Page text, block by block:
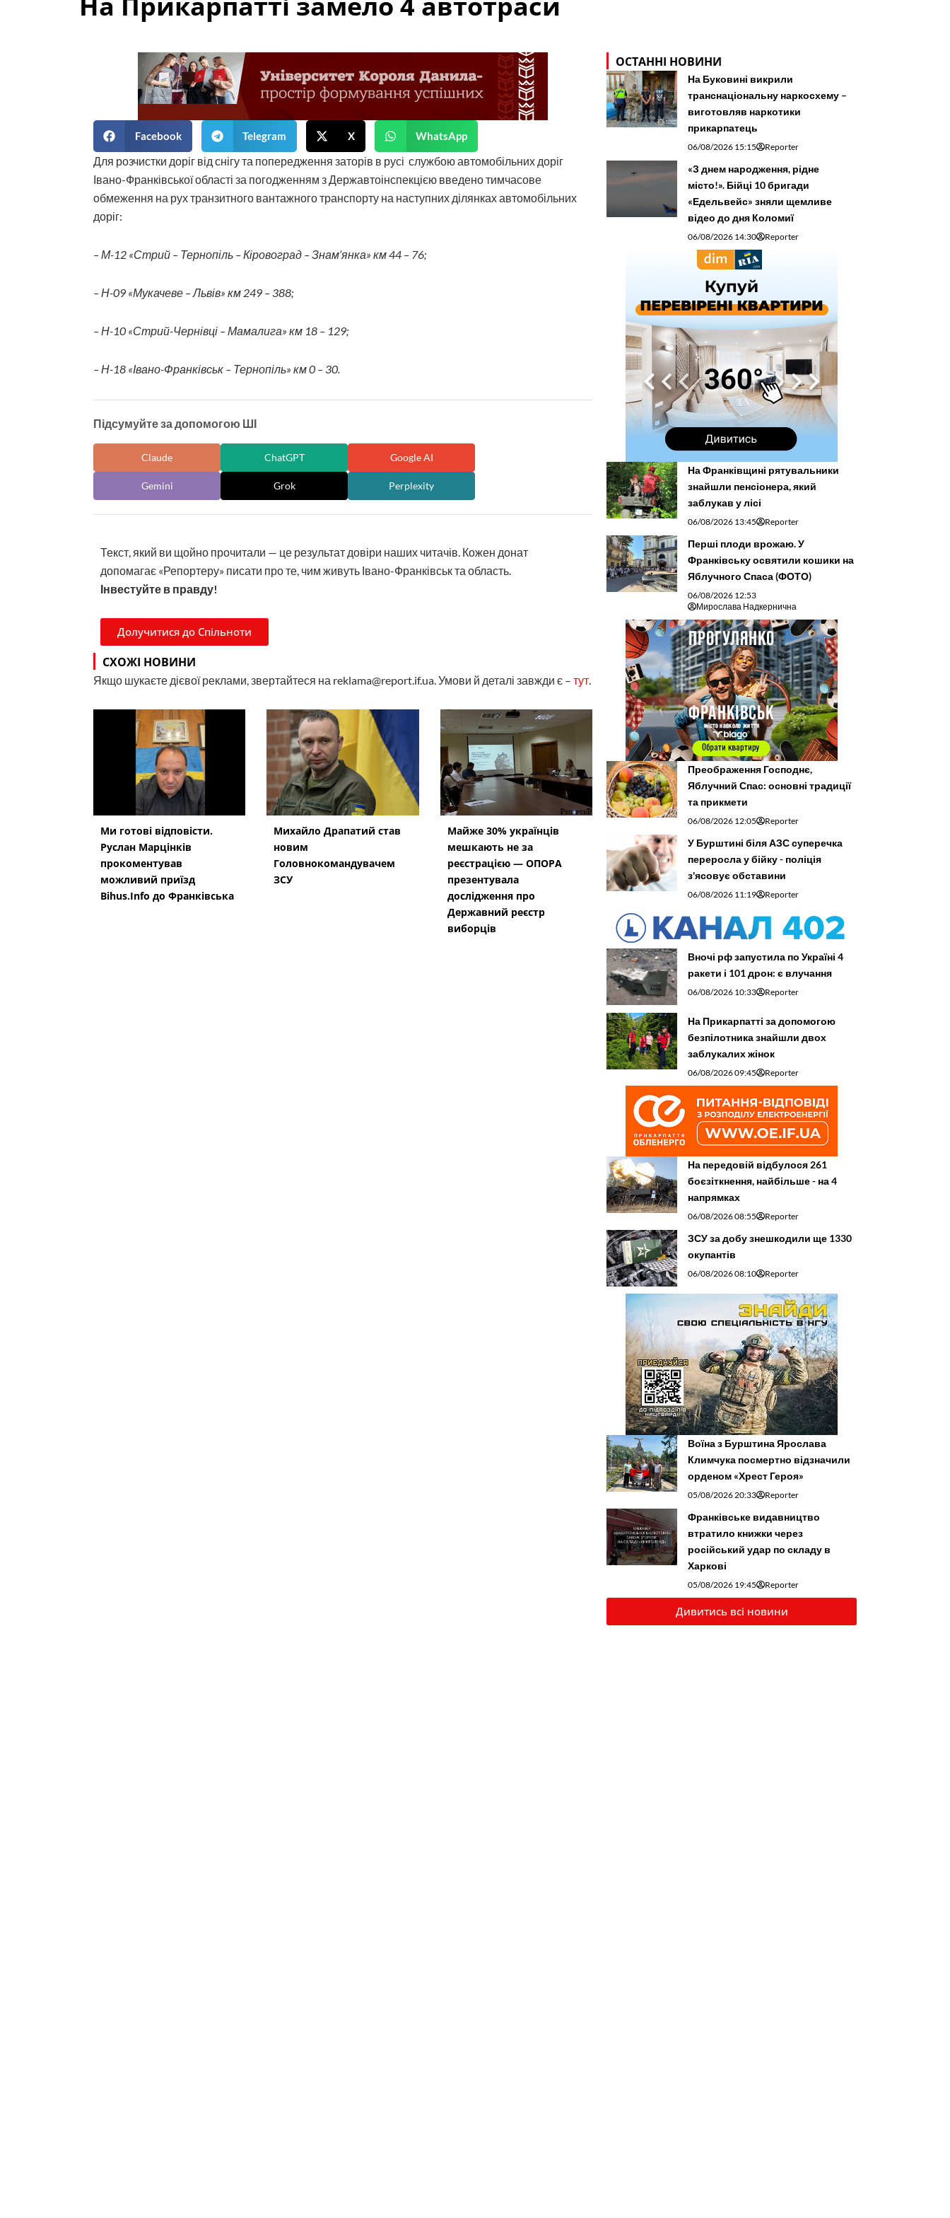
Facebook Telegram X WhatsApp
Для розчистки доріг від снігу та попередження заторів в русі службою автомобільних доріг
Івано-Франківської області за погодженням з Державтоінспекцією введено тимчасове
обмеження на рух транзитного вантажного транспорту на наступних ділянках автомобільних
доріг:
– М-12 «Стрий – Тернопіль – Кіровоград – Знам’янка» км 44 – 76;
– Н-09 «Мукачеве – Львів» км 249 – 388;
– Н-10 «Стрий-Чернівці – Мамалига» км 18 – 129;
– Н-18 «Івано-Франківськ – Тернопіль» км 0 – 30.
Підсумуйте за допомогою ШІ
Claude ChatGPT Google AI
Gemini Grok Perplexity
Текст, який ви щойно прочитали — це результат довіри наших читачів. Кожен донат
допомагає «Репортеру» писати про те, чим живуть Івано-Франківськ та область.
Інвестуйте в правду!
Долучитися до Спільноти
СХОЖІ НОВИНИ
Якщо шукаєте дієвої реклами, звертайтеся на reklama@report.if.ua. Умови й деталі завжди є – тут
Ми готові відповісти.
Руслан Марцінків
прокоментував
можливий приїзд
Bihus.Info до Франківська
Михайло Драпатий став
новим
Головнокомандувачем
ЗСУ
Майже 30% українців
мешкають не за
реєстрацією — ОПОРА
презентувала
дослідження про
Державний реєстр
виборців
ОСТАННІ НОВИНИ
На Буковині викрили
транснаціональну наркосхему –
виготовляв наркотики
прикарпатець
06/08/2026 15:15 Reporter
«З днем народження, рідне
місто!». Бійці 10 бригади
«Едельвейс» зняли щемливе
відео до дня Коломиї
06/08/2026 14:30 Reporter
На Франківщині рятувальники
знайшли пенсіонера, який
заблукав у лісі
06/08/2026 13:45 Reporter
Перші плоди врожаю. У
Франківську освятили кошики на
Яблучного Спаса (ФОТО)
06/08/2026 12:53
Мирослава Надкернична
Преображення Господнє,
Яблучний Спас: основні традиції
та прикмети
06/08/2026 12:05 Reporter
У Бурштині біля АЗС суперечка
переросла у бійку - поліція
з'ясовує обставини
06/08/2026 11:19 Reporter
Вночі рф запустила по Україні 4
ракети і 101 дрон: є влучання
06/08/2026 10:33 Reporter
На Прикарпатті за допомогою
безпілотника знайшли двох
заблукалих жінок
06/08/2026 09:45 Reporter
На передовій відбулося 261
боєзіткнення, найбільше - на 4
напрямках
06/08/2026 08:55 Reporter
ЗСУ за добу знешкодили ще 1330
окупантів
06/08/2026 08:10 Reporter
Воїна з Бурштина Ярослава
Климчука посмертно відзначили
орденом «Хрест Героя»
05/08/2026 20:33 Reporter
Франківське видавництво
втратило книжки через
російський удар по складу в
Харкові
05/08/2026 19:45 Reporter
Дивитись всі новини